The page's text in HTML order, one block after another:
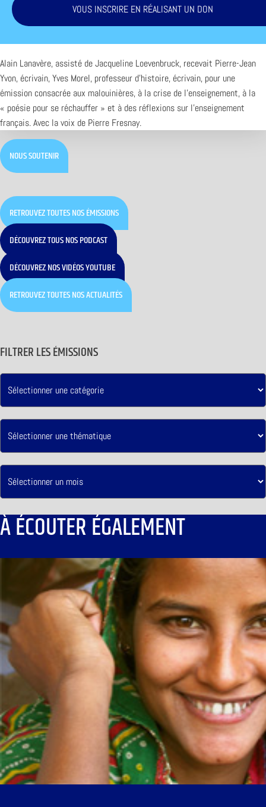
VOUS INSCRIRE EN RÉALISANT UN DON
Alain Lanavère, assisté de Jacqueline Loevenbruck, recevait Pierre-Jean
Yvon, écrivain, Yves Morel, professeur d’histoire, écrivain, pour une
émission consacrée aux malouinières, à la crise de l’enseignement, à la
« poésie pour se réchauffer » et à des réflexions sur l’enseignement
français. Avec la voix de Pierre Fresnay.
NOUS SOUTENIR
RETROUVEZ TOUTES NOS ÉMISSIONS
DÉCOUVREZ TOUS NOS PODCAST
DÉCOUVREZ NOS VIDÉOS YOUTUBE
RETROUVEZ TOUTES NOS ACTUALITÉS
FILTRER LES ÉMISSIONS
À ÉCOUTER ÉGALEMENT